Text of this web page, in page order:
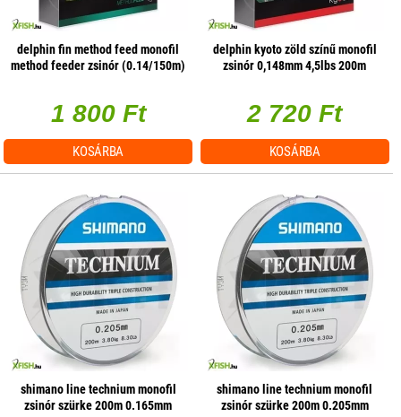
delphin fin method feed monofil
method feeder zsinór (0.14/150m)
1 800 Ft
KOSÁRBA
delphin kyoto zöld színű monofil
zsinór 0,148mm 4,5lbs 200m
2 720 Ft
KOSÁRBA
shimano line technium monofil
zsinór szürke 200m 0.165mm
shimano line technium monofil
zsinór szürke 200m 0.205mm